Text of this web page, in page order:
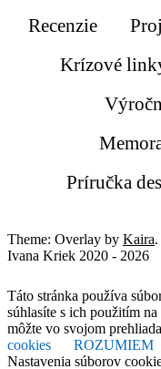
Recenzie
Krízové
Príručka
Theme: Overlay by Kaira.
Ivana Kriek 2020 - 2026
Táto stránka používa
súhlasíte s ich použitím
môžte vo svojom
cookies
ROZUMIEM
Nastavenia súborov